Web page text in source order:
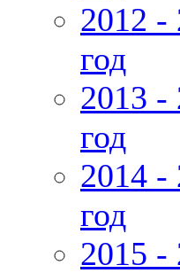
2012 -
год
2013 -
год
2014 -
год
2015 -